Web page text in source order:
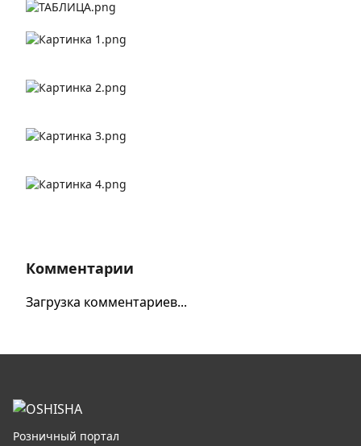
Комментарии
Загрузка комментариев...
Розничный портал